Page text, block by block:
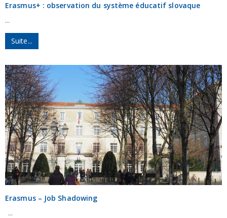
Erasmus+ : observation du système éducatif slovaque
...
Suite...
Erasmus – Job Shadowing
...